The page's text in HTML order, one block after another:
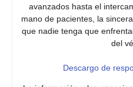
avanzados hasta el
mano de pacientes, la
que nadie tenga que
del
Descargo de